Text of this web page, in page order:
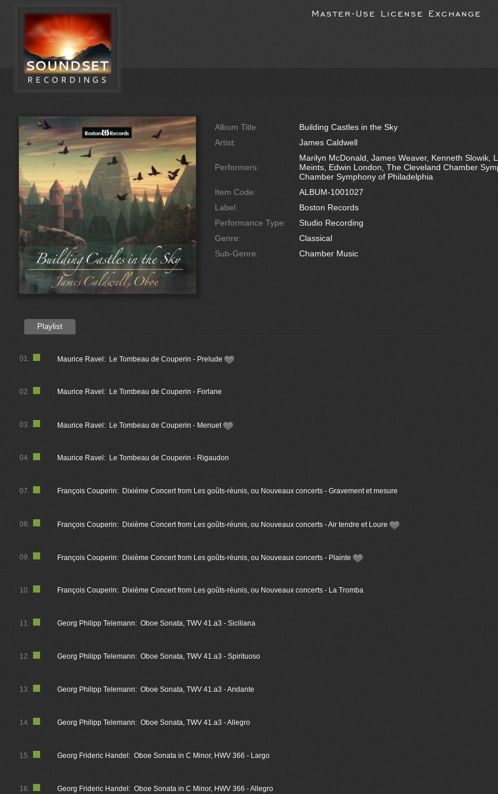
Master-Use License Exchange
Album Title:
Building Castles in the Sky
Artist:
James Caldwell
Performers:
Marilyn McDonald, James Weaver, Kenneth Slowik,
Meints, Edwin London, The Cleveland Chamber
Chamber Symphony of Philadelphia
Item Code:
ALBUM-1001027
Label:
Boston Records
Performance Type:
Studio Recording
Genre:
Classical
Sub-Genre:
Chamber Music
Playlist
Maurice Ravel: Le Tombeau de Couperin - Prelude
01.
Maurice Ravel: Le Tombeau de Couperin - Forlane
02.
Maurice Ravel: Le Tombeau de Couperin - Menuet
03.
Maurice Ravel: Le Tombeau de Couperin - Rigaudon
04.
François Couperin: Dixième Concert from Les goûts-réunis, ou Nouveaux concerts - Gravement et mesure
07.
François Couperin: Dixième Concert from Les goûts-réunis, ou Nouveaux concerts - Air tendre et Loure
08.
François Couperin: Dixième Concert from Les goûts-réunis, ou Nouveaux concerts - Plainte
09.
François Couperin: Dixième Concert from Les goûts-réunis, ou Nouveaux concerts - La Tromba
10.
Georg Philipp Telemann: Oboe Sonata, TWV 41.a3 - Siciliana
11.
Georg Philipp Telemann: Oboe Sonata, TWV 41.a3 - Spirituoso
12.
Georg Philipp Telemann: Oboe Sonata, TWV 41.a3 - Andante
13.
Georg Philipp Telemann: Oboe Sonata, TWV 41.a3 - Allegro
14.
Georg Frideric Handel: Oboe Sonata in C Minor, HWV 366 - Largo
15.
Georg Frideric Handel: Oboe Sonata in C Minor, HWV 366 - Allegro
16.